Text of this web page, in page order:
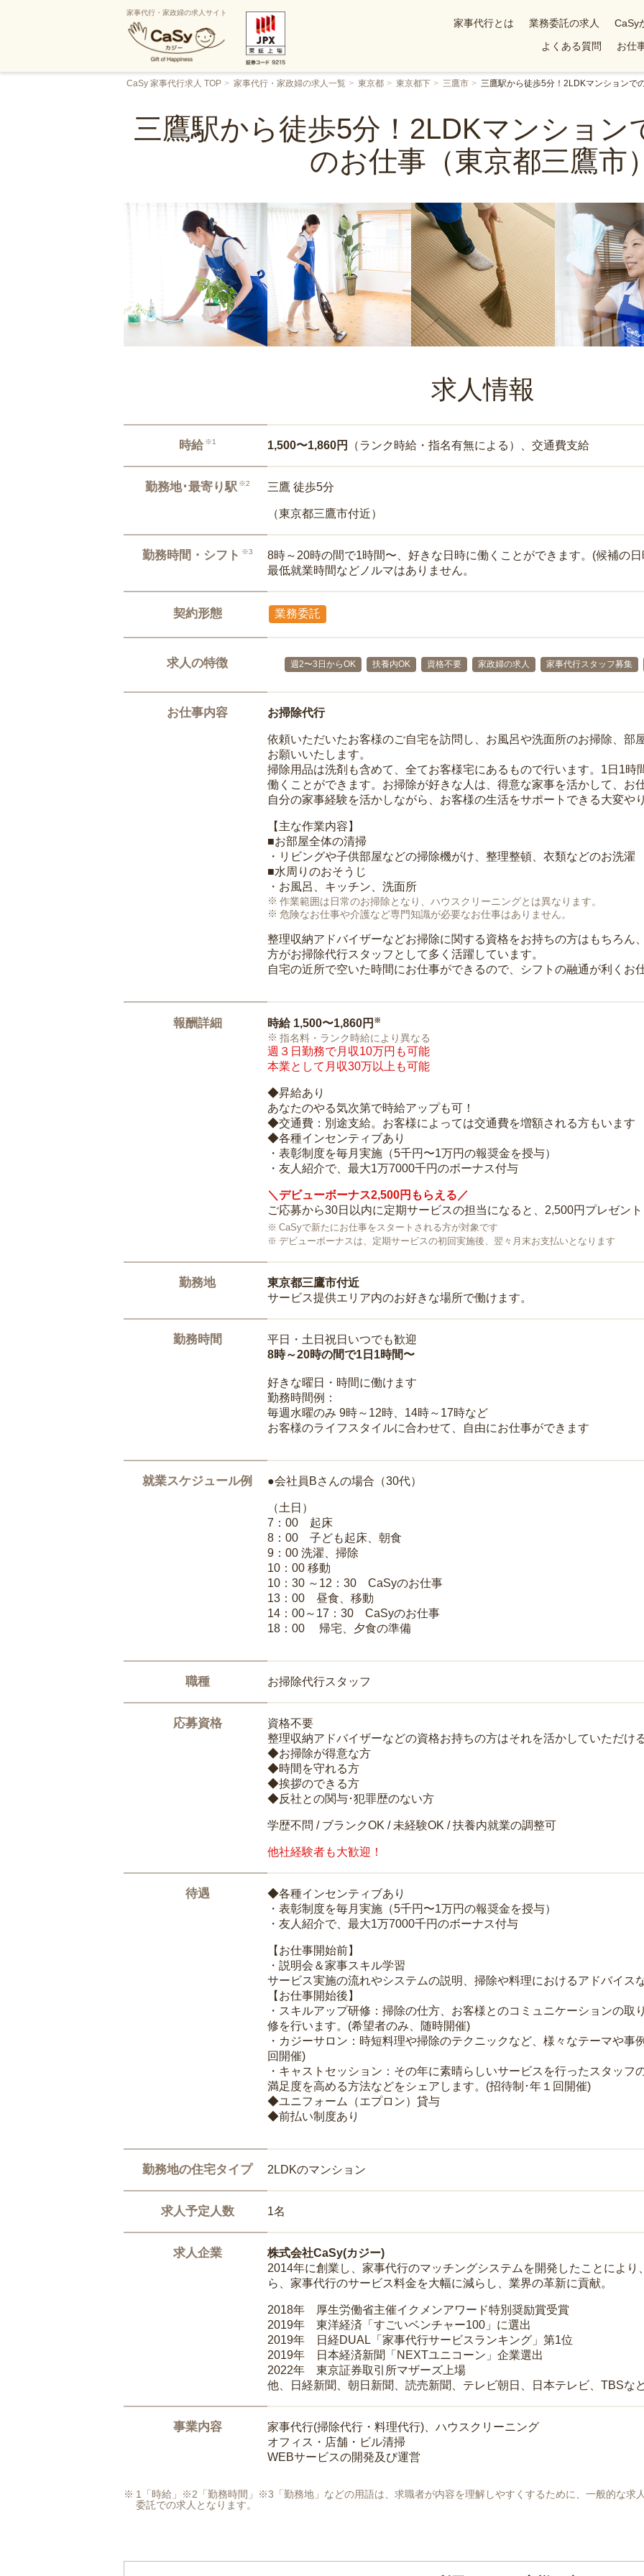
家事代行・家政婦の求人サイト
家事代行とは 業務委託の求人 CaSy
よくある質問
お仕
CaSy 家事代行求人 TOP 家事代行・家政婦の求人一覧 東京都 東京都下 三鷹市 三鷹駅から徒歩5分！2LDKマンションで
三鷹駅から徒歩5分！2LDKマンション
のお仕事（東京都三鷹市）
求人情報
時給 ※1 1,500〜1,860円 （ランク時給・指名有無による）、交通費支給
勤務地･最寄り駅 ※2 三鷹 徒歩5分
（東京都三鷹市付近）
勤務時間・シフト ※3
8時～20時の間で1時間〜、好きな日時に働くことができます。(候補の
最低就業時間などノルマはありません。
契約形態 業務委託
求人の特徴 週2〜3日からOK 扶養内OK 資格不要 家政婦の求人 家事代行スタッフ募集
お仕事内容 お掃除代行
依頼いただいたお客様のご自宅を訪問し、お風呂や洗面所のお掃除、部
お願いいたします。
掃除用品は洗剤も含めて、全てお客様宅にあるもので行います。1日1時
働くことができます。お掃除が好きな人は、得意な家事を活かして、お
自分の家事経験を活かしながら、お客様の生活をサポートできる大変や
【主な作業内容】
■お部屋全体の清掃
・リビングや子供部屋などの掃除機がけ、整理整頓、衣類などのお洗濯
■水周りのおそうじ
・お風呂、キッチン、洗面所
作業範囲は日常のお掃除となり、ハウスクリーニングとは異なります。
危険なお仕事や介護など専門知識が必要なお仕事はありません。
整理収納アドバイザーなどお掃除に関する資格をお持ちの方はもちろん
方がお掃除代行スタッフとして多く活躍しています。
自宅の近所で空いた時間にお仕事ができるので、シフトの融通が利くお
報酬詳細 時給 1,500〜1,860円 ※
指名料・ランク時給により異なる
週３日勤務で月収10万円も可能
本業として月収30万以上も可能
◆昇給あり
あなたのやる気次第で時給アップも可！
◆交通費：別途支給。お客様によっては交通費を増額される方もいます
◆各種インセンティブあり
・表彰制度を毎月実施（5千円〜1万円の報奨金を授与）
・友人紹介で、最大1万7000千円のボーナス付与
＼デビューボーナス2,500円もらえる／
ご応募から30日以内に定期サービスの担当になると、2,500円プレゼント
CaSyで新たにお仕事をスタートされる方が対象です
デビューボーナスは、定期サービスの初回実施後、翌々月末お支払いとなります
勤務地
東京都三鷹市付近
サービス提供エリア内のお好きな場所で働けます。
勤務時間
平日・土日祝日いつでも歓迎
8時～20時の間で1日1時間〜
好きな曜日・時間に働けます
勤務時間例：
毎週水曜のみ 9時～12時、14時～17時など
お客様のライフスタイルに合わせて、自由にお仕事ができます
就業スケジュール例 ●会社員Bさんの場合（30代）
（土日）
7：00 起床
8：00 子ども起床、朝食
9：00 洗濯、掃除
10：00 移動
10：30 ～12：30 CaSyのお仕事
13：00 昼食、移動
14：00～17：30 CaSyのお仕事
18：00 帰宅、夕食の準備
職種 お掃除代行スタッフ
応募資格
資格不要
整理収納アドバイザーなどの資格お持ちの方はそれを活かしていただけ
◆お掃除が得意な方
◆時間を守れる方
◆挨拶のできる方
◆反社との関与･犯罪歴のない方
学歴不問 / ブランクOK / 未経験OK / 扶養内就業の調整可
他社経験者も大歓迎！
待遇
◆各種インセンティブあり
・表彰制度を毎月実施（5千円〜1万円の報奨金を授与）
・友人紹介で、最大1万7000千円のボーナス付与
【お仕事開始前】
・説明会＆家事スキル学習
サービス実施の流れやシステムの説明、掃除や料理におけるアドバイス
【お仕事開始後】
・スキルアップ研修：掃除の仕方、お客様とのコミュニケーションの
修を行います。(希望者のみ、随時開催)
・カジーサロン：時短料理や掃除のテクニックなど、様々なテーマや事
回開催)
・キャストセッション：その年に素晴らしいサービスを行ったスタッ
満足度を高める方法などをシェアします。(招待制･年１回開催)
◆ユニフォーム（エプロン）貸与
◆前払い制度あり
勤務地の住宅タイプ 2LDKのマンション
求人予定人数 1名
求人企業
株式会社CaSy(カジー)
2014年に創業し、家事代行のマッチングシステムを開発したことによ
ら、家事代行のサービス料金を大幅に減らし、業界の革新に貢献。
2018年 厚生労働省主催イクメンアワード特別奨励賞受賞
2019年 東洋経済「すごいベンチャー100」に選出
2019年 日経DUAL「家事代行サービスランキング」第1位
2019年 日本経済新聞「NEXTユニコーン」企業選出
2022年 東京証券取引所マザーズ上場
他、日経新聞、朝日新聞、読売新聞、テレビ朝日、日本テレビ、TBSな
事業内容
家事代行(掃除代行・料理代行)、ハウスクリーニング
オフィス・店舗・ビル清掃
WEBサービスの開発及び運営
1「時給」※2「勤務時間」※3「勤務地」などの用語は、求職者が内容を理解しやすくするために、一般的な求
委託での求人となります。